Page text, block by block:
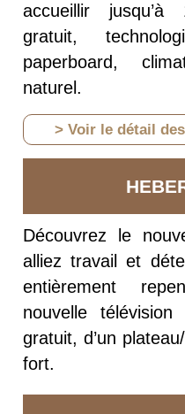
accueillir
gratuit,
paperboard,
naturel.
> Voir le détail
Découvrez le
alliez travail et
entièrement
nouvelle
gratuit, d’un
fort.